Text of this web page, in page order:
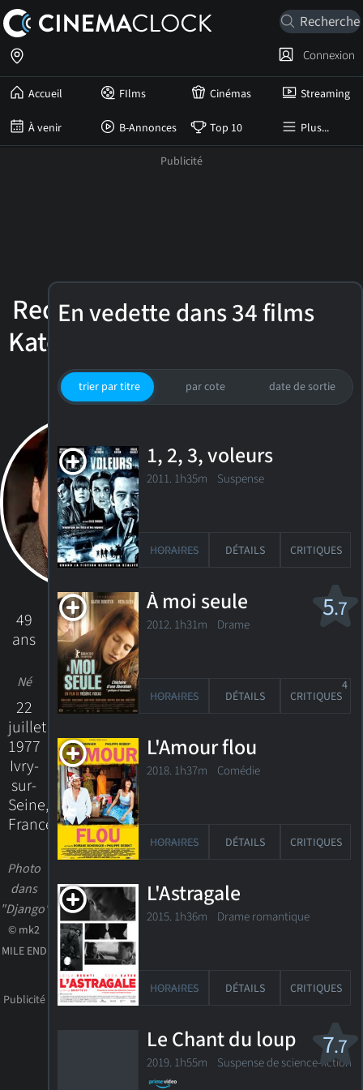
Accueil FIlms Cinémas Streaming
À venir B-Annonces Top 10 Plus...
Connexion
Reda
Kateb
49
ans
Né
22
juillet
1977
Ivry-
sur-
Seine,
France
Photo
dans
"Django"
© mk2
MILE END
En vedette dans 34 films
trier par titre par cote date de sortie
1, 2, 3, voleurs
2011. 1h35m Suspense
HORAIRES DÉTAILS CRITIQUES
5.7
À moi seule
2012. 1h31m Drame
HORAIRES DÉTAILS CRITIQUES
4
L'Amour flou
2018. 1h37m Comédie
HORAIRES DÉTAILS CRITIQUES
L'Astragale
2015. 1h36m Drame romantique
HORAIRES DÉTAILS CRITIQUES
7.7
Le Chant du loup
2019. 1h55m Suspense de science-fiction